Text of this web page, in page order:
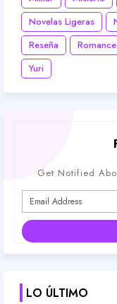
Novelas Ligeras
Reseña
Romance
Yuri
Get Notified
LO ÚLTIMO